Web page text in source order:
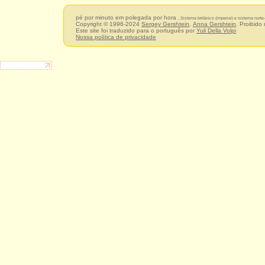
pé por minuto em polegada por hora , Sistema britânico (imperial) e sistema
Copyright © 1996-2024 Sergey Gershtein Anna Gershtein .
Este site foi traduzido para o português por Yuli Della Volpi
Nossa política de privacidade